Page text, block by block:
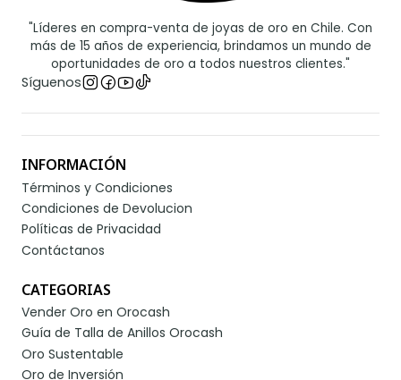
"Líderes en compra-venta de joyas de oro en Chile. Con
más de 15 años de experiencia, brindamos un mundo de
oportunidades de oro a todos nuestros clientes."
Síguenos
INFORMACIÓN
Términos y Condiciones
Condiciones de Devolucion
Políticas de Privacidad
Contáctanos
CATEGORIAS
Vender Oro en Orocash
Guía de Talla de Anillos Orocash
Oro Sustentable
Oro de Inversión